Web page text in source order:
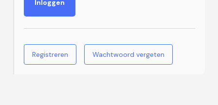
Registreren Wachtwoord vergeten